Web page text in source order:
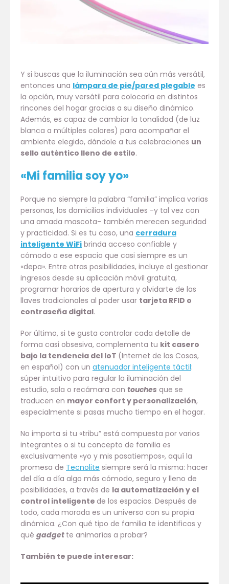
Y si buscas que la iluminación sea aún más versátil,
entonces una lámpara de pie/pared plegable es
la opción, muy versátil para colocarla en distintos
rincones del hogar gracias a su diseño dinámico.
Además, es capaz de cambiar la tonalidad (de luz
blanca a múltiples colores) para acompañar el
ambiente elegido, dándole a tus celebraciones un
sello auténtico lleno de estilo.
«Mi familia soy yo»
Porque no siempre la palabra “familia” implica varias
personas, los domicilios individuales -y tal vez con
una amada mascota- también merecen seguridad
y practicidad. Si es tu caso, una cerradura
inteligente WiFi brinda acceso confiable y
cómodo a ese espacio que casi siempre es un
«depa». Entre otras posibilidades, incluye el gestionar
ingresos desde su aplicación móvil gratuita,
programar horarios de apertura y olvidarte de las
llaves tradicionales al poder usar tarjeta RFID o
contraseña digital.
Por último, si te gusta controlar cada detalle de
forma casi obsesiva, complementa tu kit casero
bajo la tendencia del IoT (Internet de las Cosas,
en español) con un atenuador inteligente táctil:
súper intuitivo para regular la iluminación del
estudio, sala o recámara con touches que se
traducen en mayor confort y personalización,
especialmente si pasas mucho tiempo en el hogar.
No importa si tu «tribu” está compuesta por varios
integrantes o si tu concepto de familia es
exclusivamente «yo y mis pasatiempos», aquí la
promesa de Tecnolite siempre será la misma: hacer
del día a día algo más cómodo, seguro y lleno de
posibilidades, a través de la automatización y el
control inteligente de los espacios. Después de
todo, cada morada es un universo con su propia
dinámica. ¿Con qué tipo de familia te identificas y
qué gadget te animarías a probar?
También te puede interesar: